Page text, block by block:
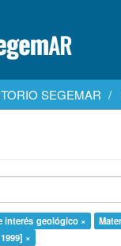
SEGEMAR
interés geológico ×
×